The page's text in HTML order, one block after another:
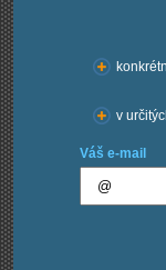
v
Váš e-mail